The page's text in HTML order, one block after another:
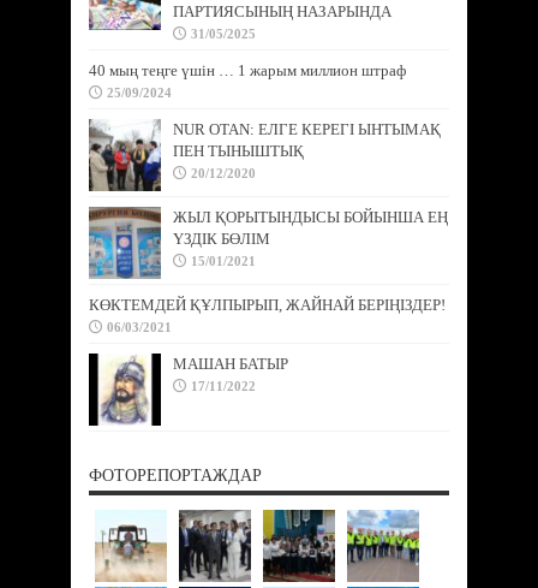
ПАРТИЯСЫНЫҢ НАЗАРЫНДА
31/05/2025
40 мың теңге үшін … 1 жарым миллион штраф
25/09/2024
NUR OTAN: ЕЛГЕ КЕРЕГІ ЫНТЫМАҚ
ПЕН ТЫНЫШТЫҚ
20/12/2020
ЖЫЛ ҚОРЫТЫНДЫСЫ БОЙЫНША ЕҢ
ҮЗДІК БӨЛІМ
15/01/2021
КӨКТЕМДЕЙ ҚҰЛПЫРЫП, ЖАЙНАЙ БЕРІҢІЗДЕР!
06/03/2021
МАШАН БАТЫР
17/11/2022
ФОТОРЕПОРТАЖДАР